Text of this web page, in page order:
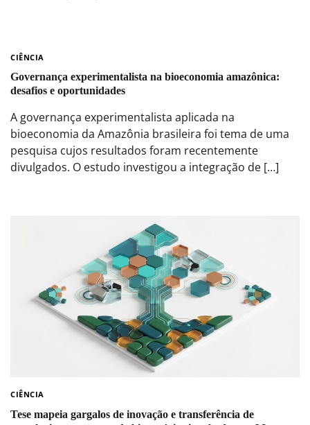
CIÊNCIA
Governança experimentalista na bioeconomia amazônica:
desafios e oportunidades
A governança experimentalista aplicada na
bioeconomia da Amazônia brasileira foi tema de uma
pesquisa cujos resultados foram recentemente
divulgados. O estudo investigou a integração de […]
CIÊNCIA
Tese mapeia gargalos de inovação e transferência de